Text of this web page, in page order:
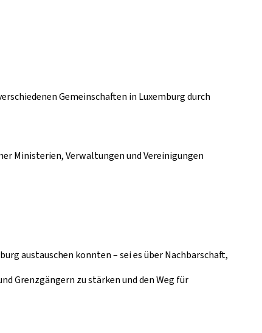
Gemeinschaften in Luxemburg durch
Ministerien, Verwaltungen und Vereinigungen
austauschen konnten – sei es über Nachbarschaft,
Grenzgängern zu stärken und den Weg für